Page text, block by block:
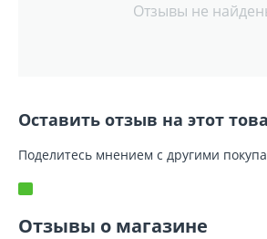
Отзывы не
Оставить отзыв на этот
Поделитесь мнением с другими
Отзывы о магазине